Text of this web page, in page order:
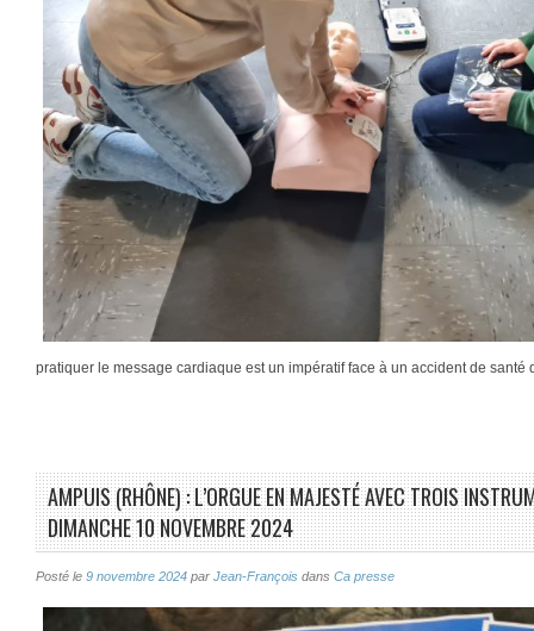
pratiquer le message cardiaque est un impératif face à un accident de
AMPUIS (RHÔNE) : L’ORGUE EN MAJESTÉ AVEC TROIS
DIMANCHE 10 NOVEMBRE 2024
Posté le 9 novembre 2024 par Jean-François dans Ca presse